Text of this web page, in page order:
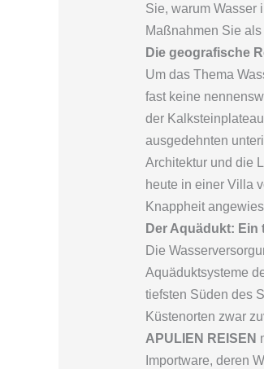
Sie, warum Wasser
Maßnahmen Sie als
Die geografische
Um das Thema
fast keine
der
ausgedehnten
Architektur und die
heute in einer Villa
Knappheit
Der Aquädukt:
Die
Aquäduktsysteme
tiefsten Süden des
Küstenorten zwar
APULIEN REISEN
Importware, deren